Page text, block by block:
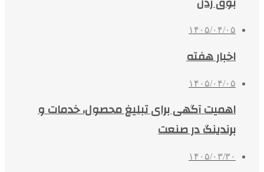
۱۴۰۵/۰۴/۰۵
اخبار هفته
۱۴۰۵/۰۴/۰۵
اهمیت آگهی برای تبلیغ محصول، خدمات و
برندینگ در صنعت
۱۴۰۵/۰۳/۳۰